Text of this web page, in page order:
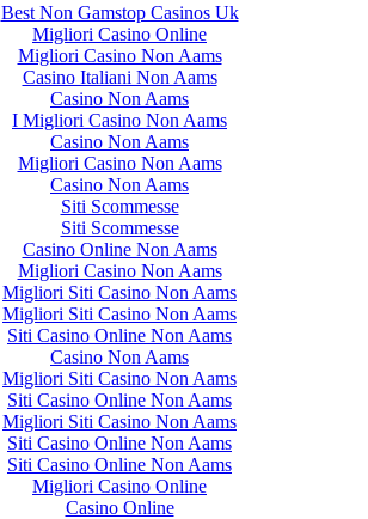
Best Non Gamstop Casinos Uk
Migliori Casino Online
Migliori Casino Non Aams
Casino Italiani Non Aams
Casino Non Aams
I Migliori Casino Non Aams
Casino Non Aams
Migliori Casino Non Aams
Casino Non Aams
Siti Scommesse
Siti Scommesse
Casino Online Non Aams
Migliori Casino Non Aams
Migliori Siti Casino Non Aams
Migliori Siti Casino Non Aams
Siti Casino Online Non Aams
Casino Non Aams
Migliori Siti Casino Non Aams
Siti Casino Online Non Aams
Migliori Siti Casino Non Aams
Siti Casino Online Non Aams
Siti Casino Online Non Aams
Migliori Casino Online
Casino Online